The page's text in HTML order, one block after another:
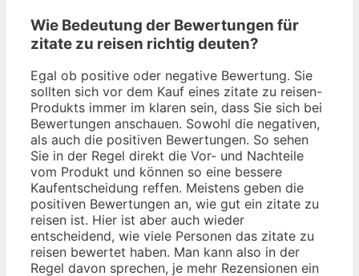
Wie Bedeutung der Bewertungen für
zitate zu reisen richtig deuten?
Egal ob positive oder negative Bewertung. Sie
sollten sich vor dem Kauf eines zitate zu reisen-
Produkts immer im klaren sein, dass Sie sich bei
Bewertungen anschauen. Sowohl die negativen,
als auch die positiven Bewertungen. So sehen
Sie in der Regel direkt die Vor- und Nachteile
vom Produkt und können so eine bessere
Kaufentscheidung reffen. Meistens geben die
positiven Bewertungen an, wie gut ein zitate zu
reisen ist. Hier ist aber auch wieder
entscheidend, wie viele Personen das zitate zu
reisen bewertet haben. Man kann also in der
Regel davon sprechen, je mehr Rezensionen ein